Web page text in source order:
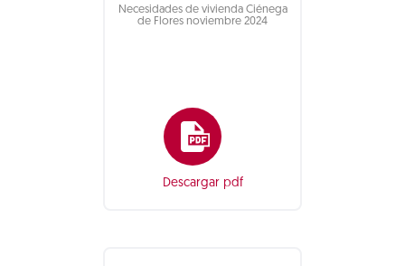
Necesidades de vivienda Ciénega
de Flores noviembre 2024
Descargar pdf